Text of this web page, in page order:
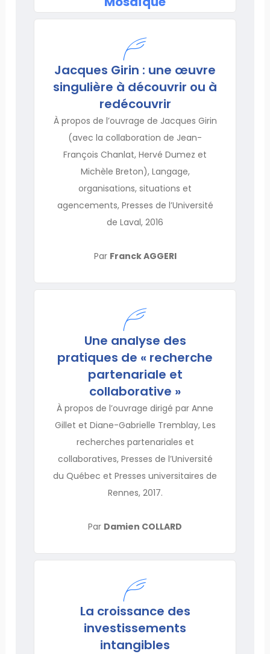
Jacques Girin : une œuvre
singulière à découvrir ou à
redécouvrir
À propos de l’ouvrage de Jacques Girin
(avec la collaboration de Jean-
François Chanlat, Hervé Dumez et
Michèle Breton), Langage,
organisations, situations et
agencements, Presses de l’Université
de Laval, 2016
Par Franck AGGERI
Une analyse des
pratiques de « recherche
partenariale et
collaborative »
À propos de l’ouvrage dirigé par Anne
Gillet et Diane-Gabrielle Tremblay, Les
recherches partenariales et
collaboratives, Presses de l’Université
du Québec et Presses universitaires de
Rennes, 2017.
Par Damien COLLARD
La croissance des
investissements
intangibles